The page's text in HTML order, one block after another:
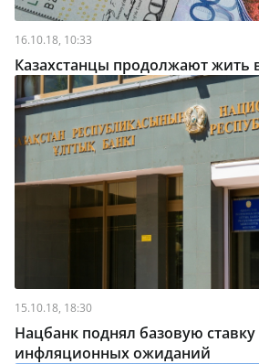
16.10.18, 10:33
Казахстанцы продолжают жить
15.10.18, 18:30
Нацбанк поднял базовую
инфляционных ожиданий